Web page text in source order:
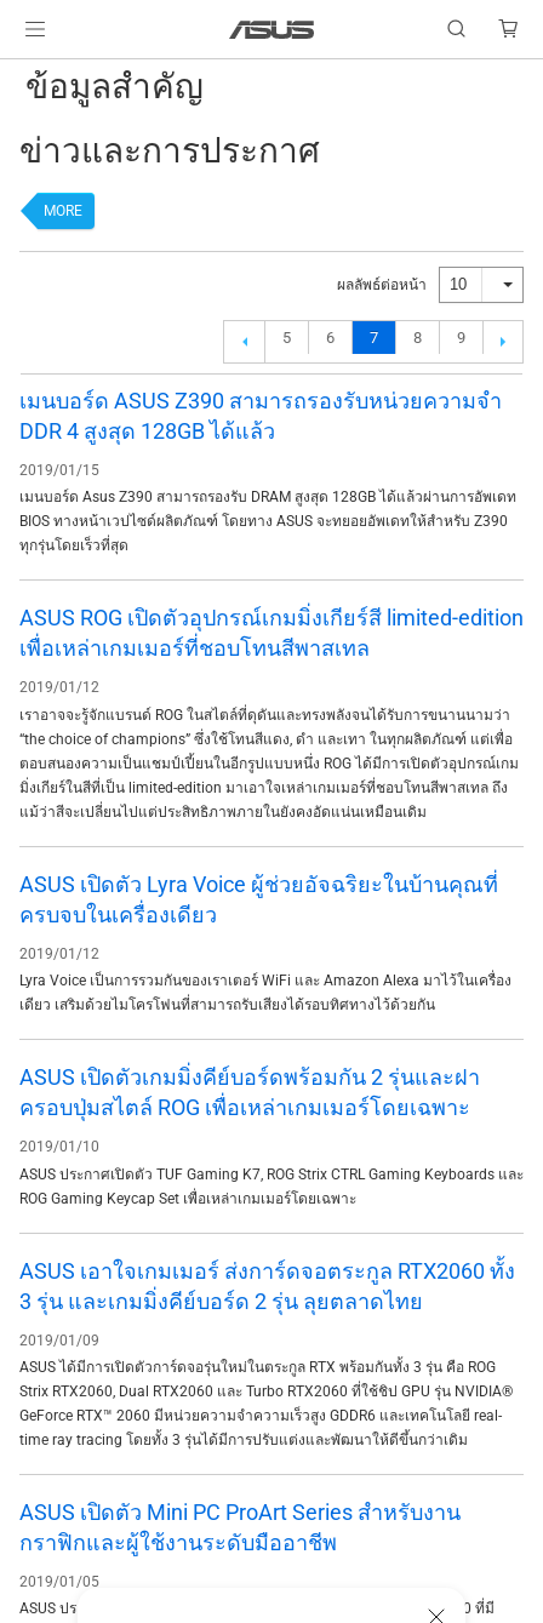
ข้อมูลสำคัญ
ข่าวและการประกาศ
MORE
ผลลัพธ์ต่อหน้า 10
5 6 7 8 9
เมนบอร์ด ASUS Z390 สามารถรองรับหน่วยความจำ
DDR 4 สูงสุด 128GB ได้แล้ว
2019/01/15
เมนบอร์ด Asus Z390 สามารถรองรับ DRAM สูงสุด 128GB ได้แล้วผ่านการอัพเดท
BIOS ทางหน้าเวปไซด์ผลิตภัณฑ์ โดยทาง ASUS จะทยอยอัพเดทให้สำหรับ Z390
ทุกรุ่นโดยเร็วที่สุด
ASUS ROG เปิดตัวอุปกรณ์เกมมิ่งเกียร์สี limited-edition
เพื่อเหล่าเกมเมอร์ที่ชอบโทนสีพาสเทล
2019/01/12
เราอาจจะรู้จักแบรนด์ ROG ในสไตล์ที่ดุดันและทรงพลังจนได้รับการขนานนามว่า
“the choice of champions” ซึ่งใช้โทนสีแดง, ดำ และเทา ในทุกผลิตภัณฑ์ แต่เพื่อ
ตอบสนองความเป็นแชมป์เปี้ยนในอีกรูปแบบหนึ่ง ROG ได้มีการเปิดตัวอุปกรณ์เกม
มิ่งเกียร์ในสีที่เป็น limited-edition มาเอาใจเหล่าเกมเมอร์ที่ชอบโทนสีพาสเทล ถึง
แม้ว่าสีจะเปลี่ยนไปแต่ประสิทธิภาพภายในยังคงอัดแน่นเหมือนเดิม
ASUS เปิดตัว Lyra Voice ผู้ช่วยอัจฉริยะในบ้านคุณที่
ครบจบในเครื่องเดียว
2019/01/12
Lyra Voice เป็นการรวมกันของเราเตอร์ WiFi และ Amazon Alexa มาไว้ในเครื่อง
เดียว เสริมด้วยไมโครโฟนที่สามารถรับเสียงได้รอบทิศทางไว้ด้วยกัน
ASUS เปิดตัวเกมมิ่งคีย์บอร์ดพร้อมกัน 2 รุ่นและฝา
ครอบปุ่มสไตล์ ROG เพื่อเหล่าเกมเมอร์โดยเฉพาะ
2019/01/10
ASUS ประกาศเปิดตัว TUF Gaming K7, ROG Strix CTRL Gaming Keyboards และ
ROG Gaming Keycap Set เพื่อเหล่าเกมเมอร์โดยเฉพาะ
ASUS เอาใจเกมเมอร์ ส่งการ์ดจอตระกูล RTX2060 ทั้ง
3 รุ่น และเกมมิ่งคีย์บอร์ด 2 รุ่น ลุยตลาดไทย
2019/01/09
ASUS ได้มีการเปิดตัวการ์ดจอรุ่นใหม่ในตระกูล RTX พร้อมกันทั้ง 3 รุ่น คือ ROG
Strix RTX2060, Dual RTX2060 และ Turbo RTX2060 ที่ใช้ชิป GPU รุ่น NVIDIA®
GeForce RTX™ 2060 มีหน่วยความจำความเร็วสูง GDDR6 และเทคโนโลยี real-
time ray tracing โดยทั้ง 3 รุ่นได้มีการปรับแต่งและพัฒนาให้ดีขึ้นกว่าเดิม
ASUS เปิดตัว Mini PC ProArt Series สำหรับงาน
กราฟิกและผู้ใช้งานระดับมืออาชีพ
2019/01/05
ASUS ประกาศเปิดตัว workstation ขนาดเล็กในชื่อ Mini PC ProArt PA90 ที่มี